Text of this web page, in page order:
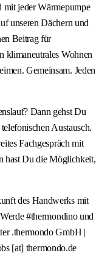
jeder Wärmepumpe
unseren Dächern und
Beitrag für
klimaneutrales Wohnen
Gemeinsam. Jeden
Dann gehst Du
Austausch.
Fachgespräch mit
hast Du die Möglichkeit,
des Handwerks mit
#thermondino und
.thermondo GmbH |
[at] thermondo.de